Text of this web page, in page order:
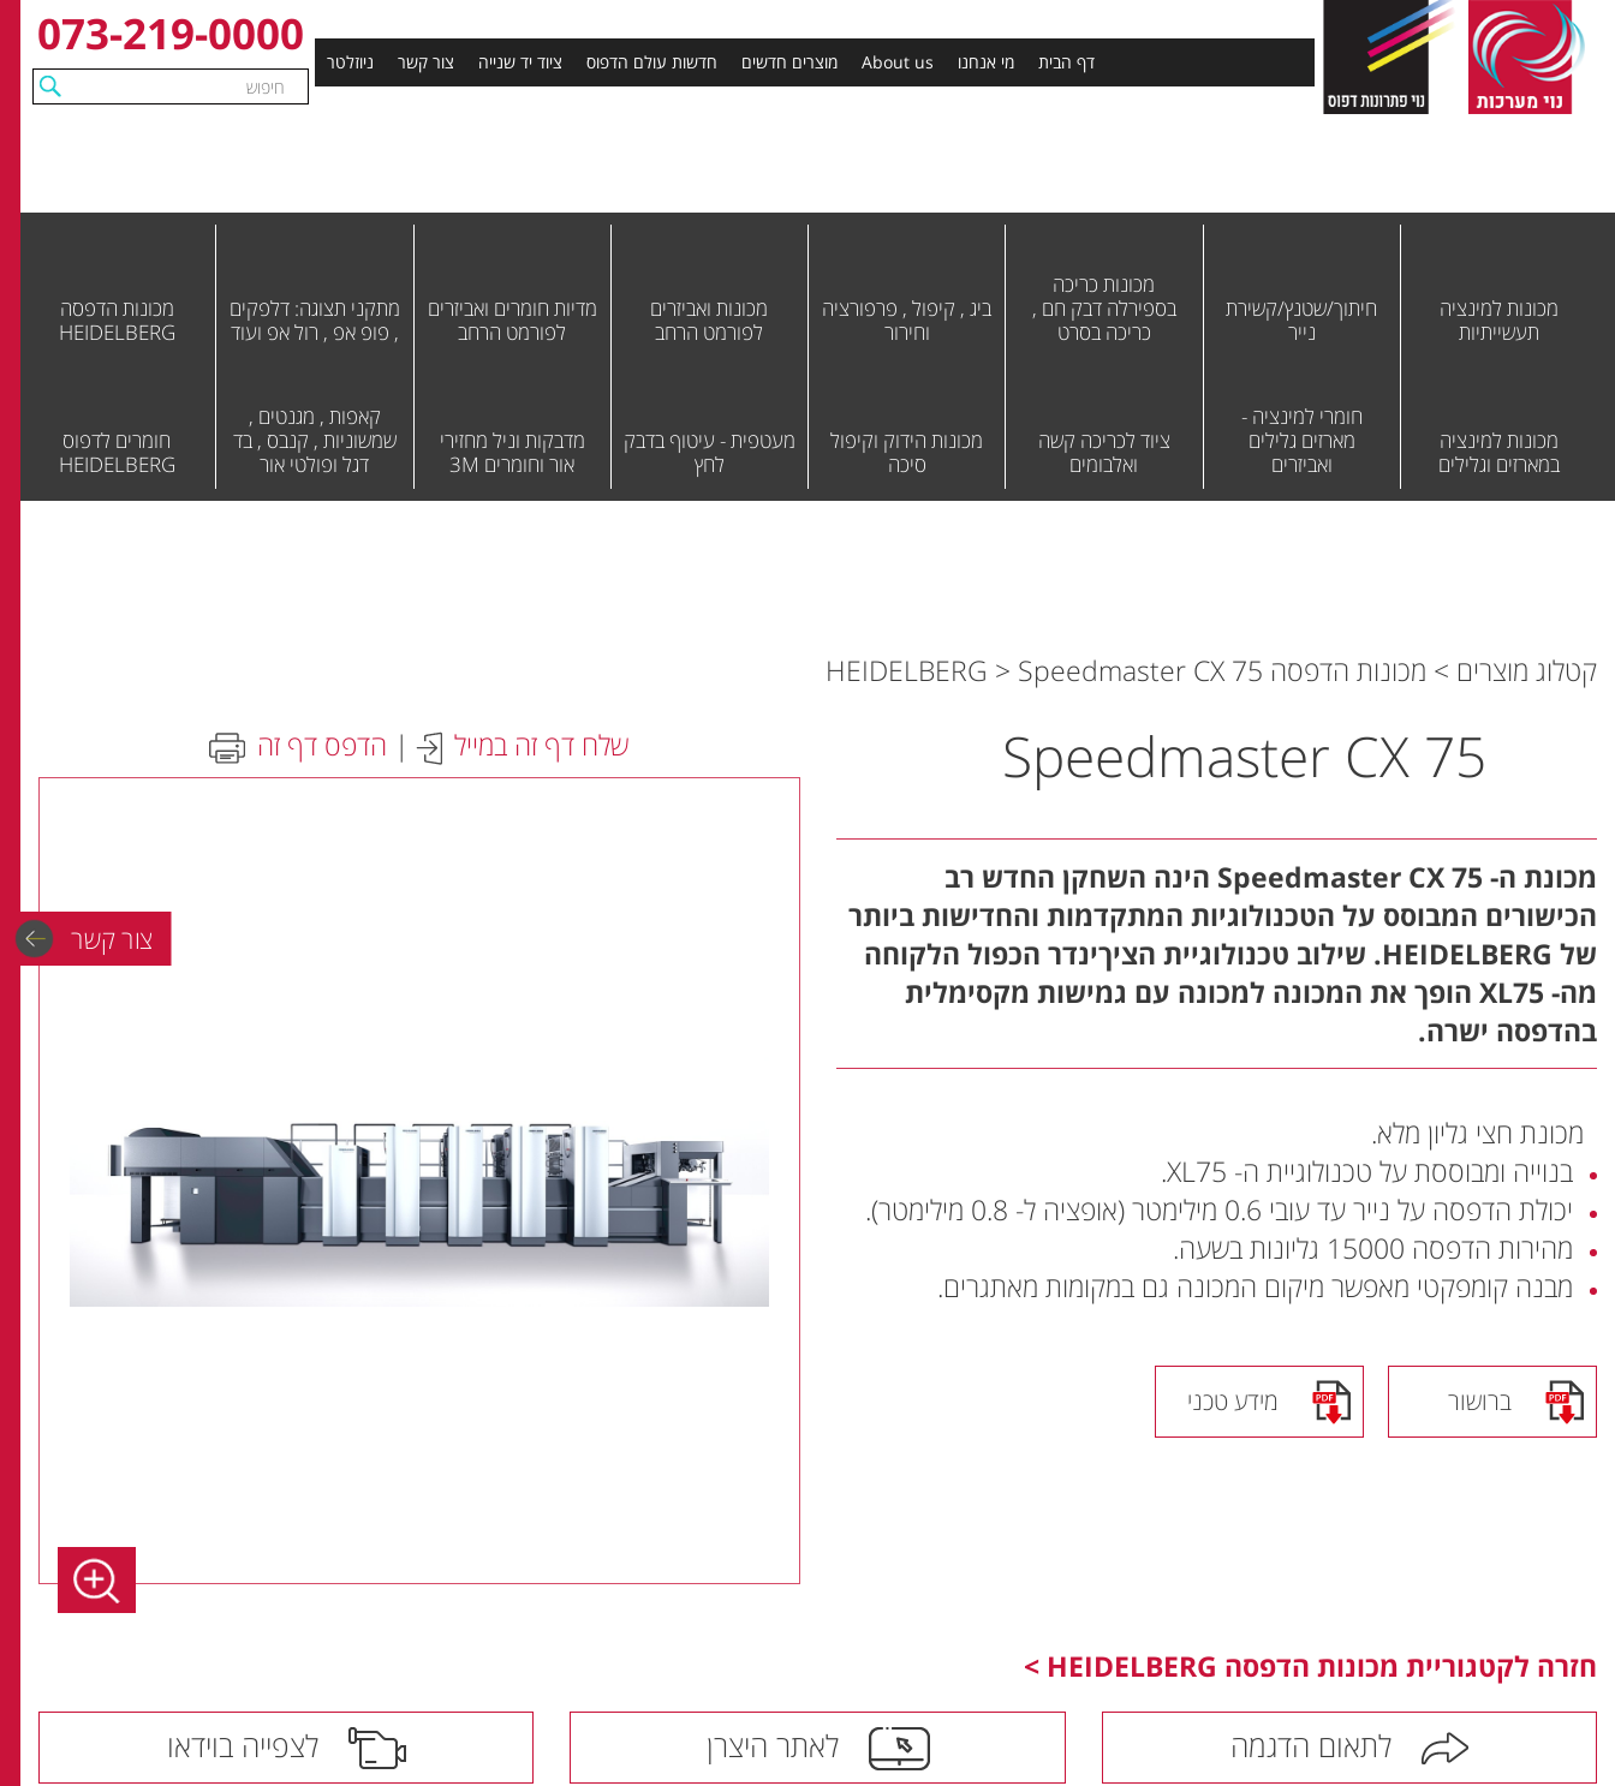
073-219-0000
דף הבית מי אנחנו About us מוצרים חדשים חדשות עולם הדפוס ציוד יד שנייה צור קשר ניוזלטר
מכונות למינציה
תעשייתיות
חיתוך/שטנץ/קשירת
נייר
מכונות כריכה
בספירלה דבק חם ,
כריכה בסרט
ביג , קיפול , פרפורציה
וחירור
מכונות ואביזרים
לפורמט הרחב
מדיות חומרים ואביזרים
לפורמט הרחב
מתקני תצוגה: דלפקים
, פופ אפ , רול אפ ועוד
מכונות הדפסה
HEIDELBERG
מכונות למינציה
במארזים וגלילים
חומרי למינציה -
מארזים גלילים
ואביזרים
ציוד לכריכה קשה
ואלבומים
מכונות הידוק וקיפול
סיכה
מעטפית - עיטוף בדבק
לחץ
מדבקות וניל מחזירי
אור וחומרים 3M
קאפות , מגנטים ,
שמשוניות , קנבס , בד
דגל ופולטי אור
חומרים לדפוס
HEIDELBERG
קטלוג מוצרים > מכונות הדפסה HEIDELBERG > Speedmaster CX 75
מכונת ה- Speedmaster CX 75 הינה השחקן החדש רב
הכישורים המבוסס על הטכנולוגיות המתקדמות והחדישות ביותר
של HEIDELBERG. שילוב טכנולוגיית הציךינדר הכפול הלקוחה
מה- XL75 הופך את המכונה למכונה עם גמישות מקסימלית
בהדפסה ישרה.
מכונת חצי גליון מלא.
בנוייה ומבוססת על טכנולוגיית ה- XL75.
יכולת הדפסה על נייר עד עובי 0.6 מילימטר (אופציה ל- 0.8 מילימטר).
מהירות הדפסה 15000 גליונות בשעה.
מבנה קומפקטי מאפשר מיקום המכונה גם במקומות מאתגרים.
ברושור מידע טכני
שלח דף זה במייל | הדפס דף זה
חזרה לקטגוריית מכונות הדפסה HEIDELBERG >
לתאום הדגמה לאתר היצרן לצפייה בוידאו
צור קשר